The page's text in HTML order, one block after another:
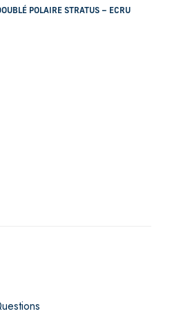
POLAIRE STRATUS – ECRU